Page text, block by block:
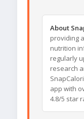
About
providing
nutrition
regularly
research
app with
4.8/5 star